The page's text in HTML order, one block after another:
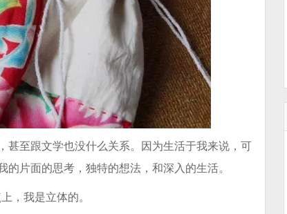
甚至跟文学也没什么关系。因为生活于我来说，可
的片面的思考，独特的想法，和深入的生活。
，我是立体的。